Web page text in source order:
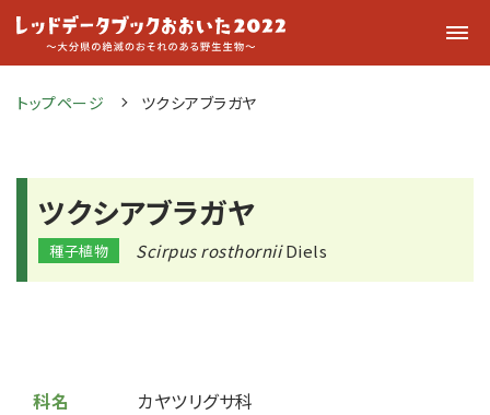
トップページ ツクシアブラガヤ
ツクシアブラガヤ
種子植物 Scirpus rosthorniiDiels
科名 カヤツリグサ科